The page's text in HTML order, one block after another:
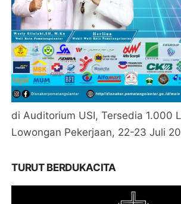
di Auditorium USI, Tersedia 1.000
Lowongan Pekerjaan, 22-23 Juli
TURUT BERDUKACITA